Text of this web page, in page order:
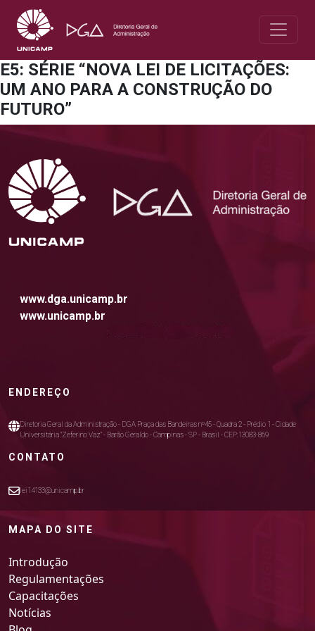
E5: SÉRIE “NOVA LEI DE LICITAÇÕES:
UM ANO PARA A CONSTRUÇÃO DO
FUTURO”
www.dga.unicamp.br
www.unicamp.br
ENDEREÇO
Diretoria Geral da Administração - DGA Praça das Bandeiras nº45 - Quadra 2 - Prédio 1 - Cidade
Universitária "Zeferino Vaz" - Barão Geraldo - Campinas - SP - Brasil - CEP:13083-869
CONTATO
lei14133@unicamp.br
MAPA DO SITE
Introdução
Regulamentações
Capacitações
Notícias